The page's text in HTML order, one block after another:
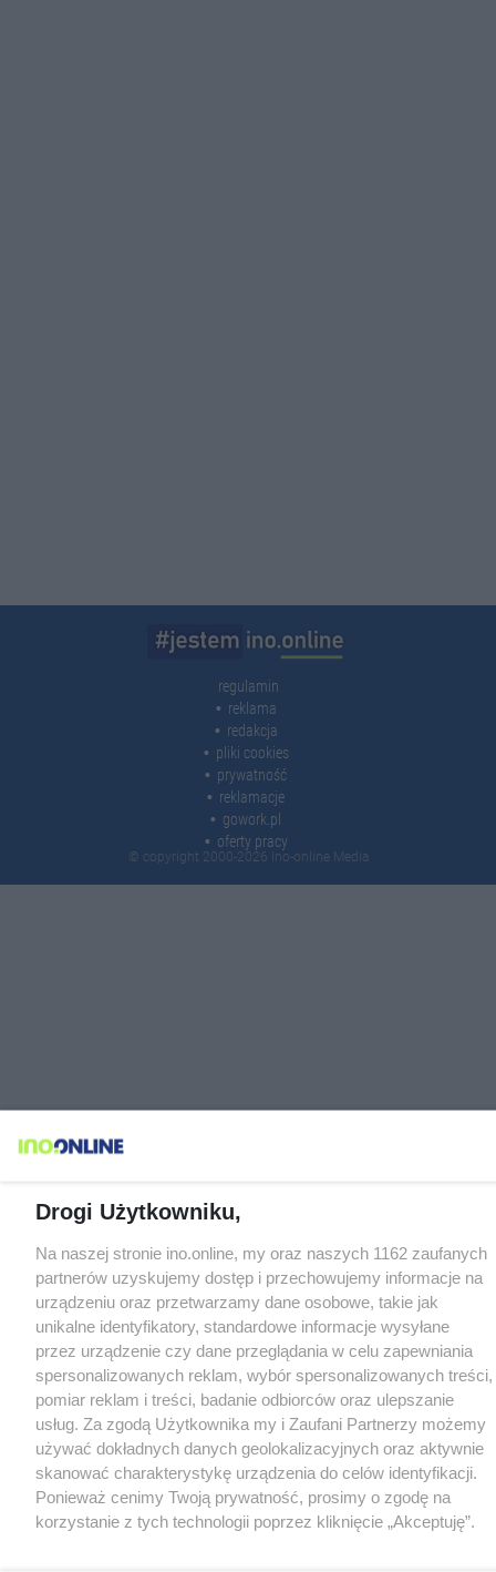
regulamin
reklama
redakcja
pliki cookies
prywatność
reklamacje
gowork.pl
oferty pracy
© copyright 2000-2026 Ino-online Media
Drogi Użytkowniku,
Na naszej stronie ino.online, my oraz naszych 1162 zaufanych
partnerów uzyskujemy dostęp i przechowujemy informacje na
urządzeniu oraz przetwarzamy dane osobowe, takie jak
unikalne identyfikatory, standardowe informacje wysyłane
przez urządzenie czy dane przeglądania w celu zapewniania
spersonalizowanych reklam, wybór spersonalizowanych treści,
pomiar reklam i treści, badanie odbiorców oraz ulepszanie
usług. Za zgodą Użytkownika my i Zaufani Partnerzy możemy
używać dokładnych danych geolokalizacyjnych oraz aktywnie
skanować charakterystykę urządzenia do celów identyfikacji.
Ponieważ cenimy Twoją prywatność, prosimy o zgodę na
korzystanie z tych technologii poprzez kliknięcie „Akceptuję”.